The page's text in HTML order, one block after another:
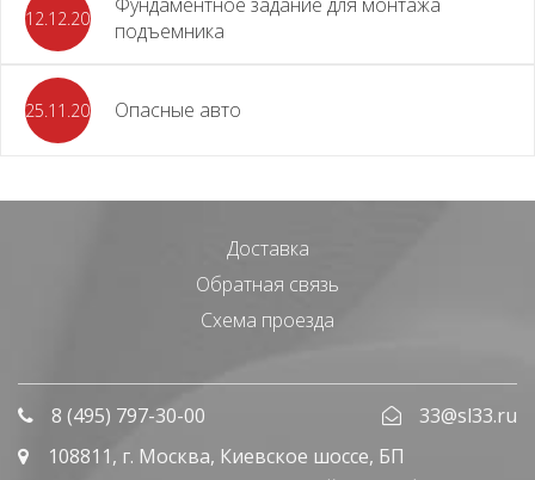
12.12.2023
подъемника
25.11.2023 Опасные авто
Доставка
Обратная связь
Схема проезда
8 (495) 797-30-00
33@sl33.ru
108811, г. Москва, Киевское шоссе, БП